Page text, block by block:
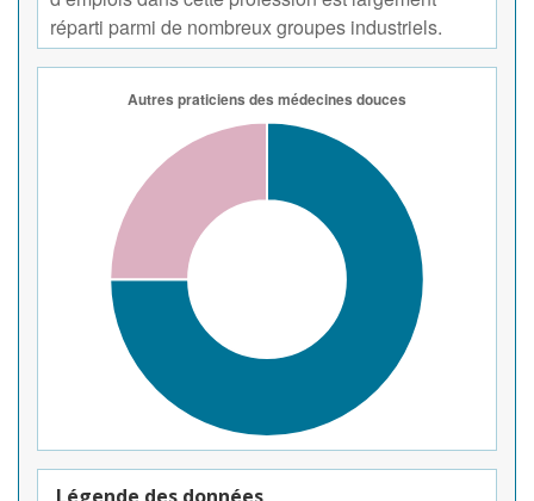
réparti parmi de nombreux groupes industriels.